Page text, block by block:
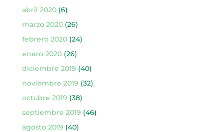
abril 2020(6)
marzo 2020(26)
febrero 2020(24)
enero 2020(26)
diciembre 2019 (40)
noviembre 2019 (32)
octubre 2019 (38)
septiembre 2019 (46)
agosto 2019 (40)